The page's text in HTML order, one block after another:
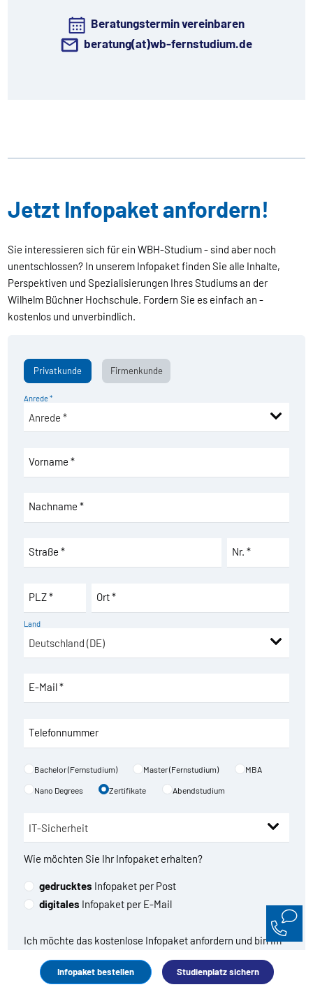
Infopaket bestellen Studienplatz sichern
Beratungstermin vereinbaren
beratung(at)wb-fernstudium.de
Jetzt Infopaket anfordern!
Sie interessieren sich für ein WBH-Studium - sind aber noch
unentschlossen? In unserem Infopaket finden Sie alle Inhalte,
Perspektiven und Spezialisierungen Ihres Studiums an der
Wilhelm Büchner Hochschule. Fordern Sie es einfach an -
kostenlos und unverbindlich.
Privatkunde Firmenkunde
Anrede *
Vorname *
Nachname *
Straße * Nr. *
PLZ * Ort *
Land
E-Mail *
Telefonnummer
Bachelor (Fernstudium) Master (Fernstudium) MBA
Nano Degrees Zertifikate Abendstudium
Wie möchten Sie Ihr Infopaket erhalten?
gedrucktes Infopaket per Post
digitales Infopaket per E-Mail
Ich möchte das kostenlose Infopaket anfordern und bin im
Gegenzug damit einverstanden, dass die WBH mich
regelmäßig über ihre Angebote, Aktionen und Rabatte